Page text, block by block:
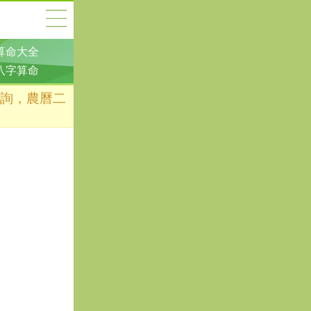
命大全
字算命
，農曆二